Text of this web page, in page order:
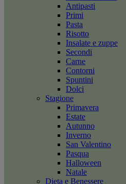
Antipasti
Primi
Pasta
Risotto
Insalate e zuppe
Secondi
Carne
Contorni
Spuntini
Dolci
Stagione
Primavera
Estate
Autunno
Inverno
San Valentino
Pasqua
Halloween
Natale
Dieta e Benessere